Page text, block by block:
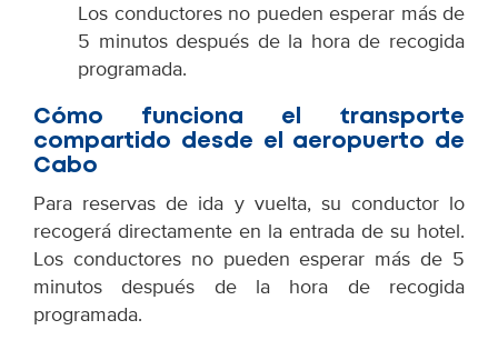
Los conductores no pueden esperar más de
5 minutos después de la hora de recogida
programada.
Cómo funciona el transporte
compartido desde el aeropuerto de
Cabo
Para reservas de ida y vuelta, su conductor lo
recogerá directamente en la entrada de su hotel.
Los conductores no pueden esperar más de 5
minutos después de la hora de recogida
programada.